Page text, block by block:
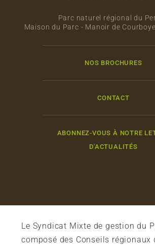
Parc naturel régional du
Maison du Parc - Manoir de
NOS BROCHURES
CONTACT
ABONNEZ-VOUS À NOTRE
D'ACTUALITÉS
Le Syndicat Mixte de gestion du
composé des Conseils régionaux